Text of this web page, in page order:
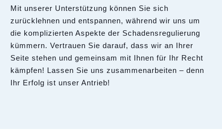
Mit unserer Unterstützung können Sie sich
zurücklehnen und entspannen, während wir uns um
die komplizierten Aspekte der Schadensregulierung
kümmern. Vertrauen Sie darauf, dass wir an Ihrer
Seite stehen und gemeinsam mit Ihnen für Ihr Recht
kämpfen! Lassen Sie uns zusammenarbeiten – denn
Ihr Erfolg ist unser Antrieb!